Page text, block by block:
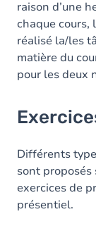
raison d’une
chaque cours,
réalisé la/les
matière du
pour les deux
Différents
sont
exercices de
présentiel.